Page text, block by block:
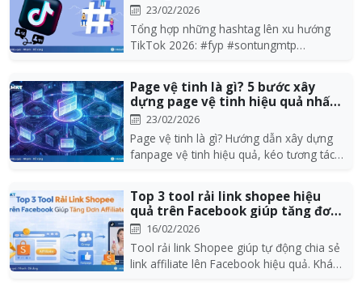
23/02/2026
Tổng hợp những hashtag lên xu hướng
TikTok 2026: #fyp #sontungmtp
Page vệ tinh là gì? 5 bước xây
dựng page vệ tinh hiệu quả nhất
202623/02/2026
Page vệ tinh là gì? Hướng dẫn xây dựng
fanpage vệ tinh hiệu quả, kéo tương tác,
Top 3 tool rải link shopee hiệu
quả trên Facebook giúp tăng đơn
Affili...
16/02/2026
Tool rải link Shopee giúp tự động chia sẻ
link affiliate lên Facebook hiệu quả. Khám